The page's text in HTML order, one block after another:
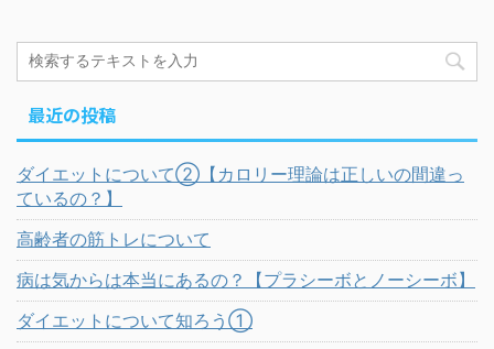
最近の投稿
ダイエットについて②【カロリー理論は正しいの間違っ
ているの？】
高齢者の筋トレについて
病は気からは本当にあるの？【プラシーボとノーシーボ】
ダイエットについて知ろう①